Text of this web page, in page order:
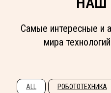
Самые интересные и
мира
ALL РОБОТОТЕХНИКА